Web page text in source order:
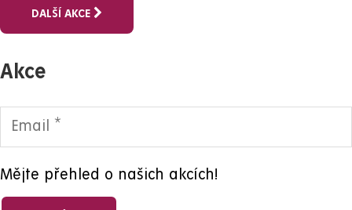
DALŠÍ AKCE
Akce
Mějte přehled o našich akcích!